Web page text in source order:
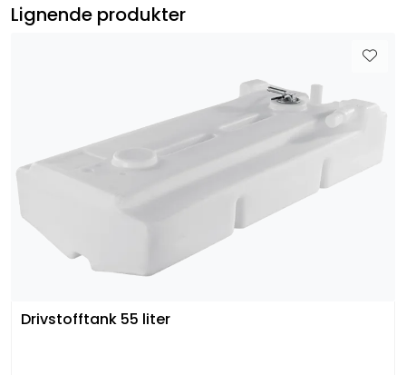
Lignende produkter
Drivstofftank 55 liter